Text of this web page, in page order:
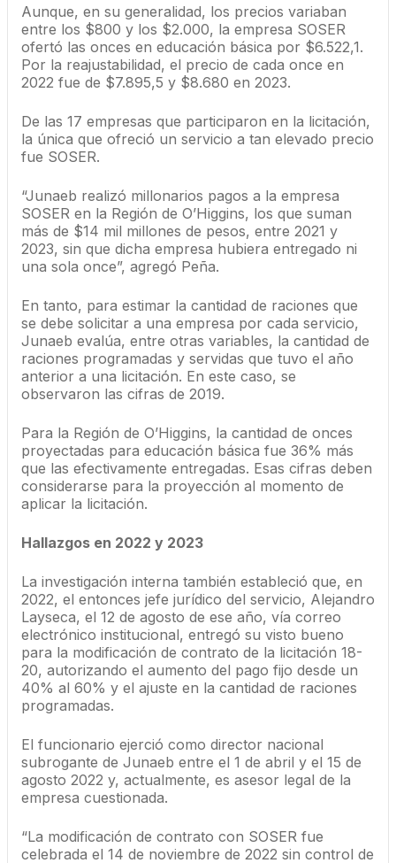
Aunque, en su generalidad, los precios variaban
entre los $800 y los $2.000, la empresa SOSER
ofertó las onces en educación básica por $6.522,1.
Por la reajustabilidad, el precio de cada once en
2022 fue de $7.895,5 y $8.680 en 2023.
De las 17 empresas que participaron en la licitación,
la única que ofreció un servicio a tan elevado precio
fue SOSER.
“Junaeb realizó millonarios pagos a la empresa
SOSER en la Región de O’Higgins, los que suman
más de $14 mil millones de pesos, entre 2021 y
2023, sin que dicha empresa hubiera entregado ni
una sola once”, agregó Peña.
En tanto, para estimar la cantidad de raciones que
se debe solicitar a una empresa por cada servicio,
Junaeb evalúa, entre otras variables, la cantidad de
raciones programadas y servidas que tuvo el año
anterior a una licitación. En este caso, se
observaron las cifras de 2019.
Para la Región de O’Higgins, la cantidad de onces
proyectadas para educación básica fue 36% más
que las efectivamente entregadas. Esas cifras deben
considerarse para la proyección al momento de
aplicar la licitación.
Hallazgos en 2022 y 2023
La investigación interna también estableció que, en
2022, el entonces jefe jurídico del servicio, Alejandro
Layseca, el 12 de agosto de ese año, vía correo
electrónico institucional, entregó su visto bueno
para la modificación de contrato de la licitación 18-
20, autorizando el aumento del pago fijo desde un
40% al 60% y el ajuste en la cantidad de raciones
programadas.
El funcionario ejerció como director nacional
subrogante de Junaeb entre el 1 de abril y el 15 de
agosto 2022 y, actualmente, es asesor legal de la
empresa cuestionada.
“La modificación de contrato con SOSER fue
celebrada el 14 de noviembre de 2022 sin control de